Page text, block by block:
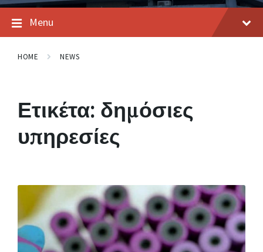
Menu
HOME NEWS
Ετικέτα: δημόσιες
υπηρεσίες
Περισσότερα